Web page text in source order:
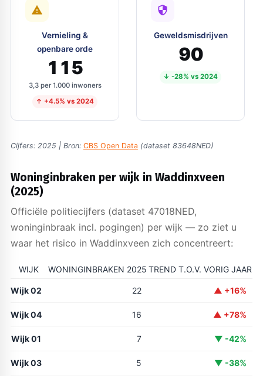
Vernieling &
openbare orde
115
3,3 per 1.000 inwoners
↑ +4.5% vs 2024
Geweldsmisdrijven
90
↓ -28% vs 2024
Cijfers: 2025 | Bron: CBS Open Data (dataset 83648NED)
Woninginbraken per wijk in Waddinxveen
(2025)
Officiële politiecijfers (dataset 47018NED,
woninginbraak incl. pogingen) per wijk — zo ziet u
waar het risico in Waddinxveen zich concentreert:
WIJK WONINGINBRAKEN 2025 TREND T.O.V. VORIG JAAR
Wijk 02 22 ▲ +16%
Wijk 04 16 ▲ +78%
Wijk 01 7 ▼ -42%
Wijk 03 5 ▼ -38%